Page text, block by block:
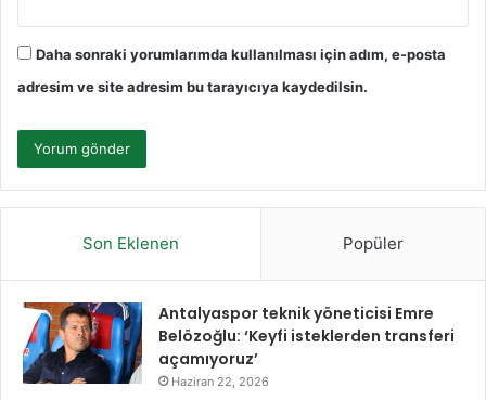
Daha sonraki yorumlarımda kullanılması için adım, e-posta
adresim ve site adresim bu tarayıcıya kaydedilsin.
Son Eklenen Popüler
Antalyaspor teknik yöneticisi Emre
Belözoğlu: ‘Keyfi isteklerden transferi
açamıyoruz’
Haziran 22, 2026